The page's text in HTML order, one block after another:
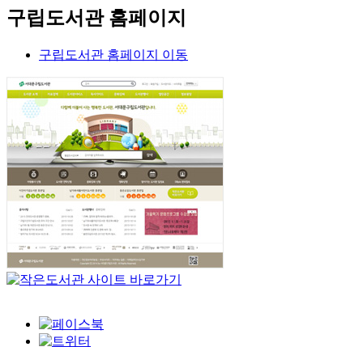
구립도서관 홈페이지
구립도서관 홈페이지 이동